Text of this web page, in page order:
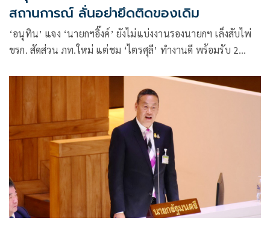
สถานการณ์ ลั่นอย่ายึดติดของเดิม
‘อนุทิน’ แจง ‘นายกฯอิ๊งค์’ ยังไม่แบ่งงานรองนายกฯ เล็งสับไพ่
ขรก. สัดส่วน ภท.ใหม่ แต่ชม ‘ไตรศุลี’ ทำงานดี พร้อมรับ 2